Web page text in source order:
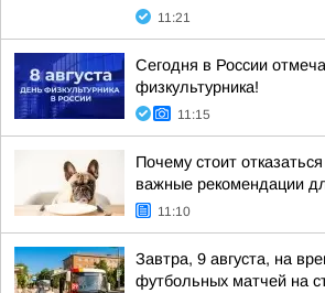
11:21
Сегодня в России
физкультурника!
11:15
Почему стоит
важные рекомендации
11:10
Завтра, 9 августа, на
футбольных матчей на